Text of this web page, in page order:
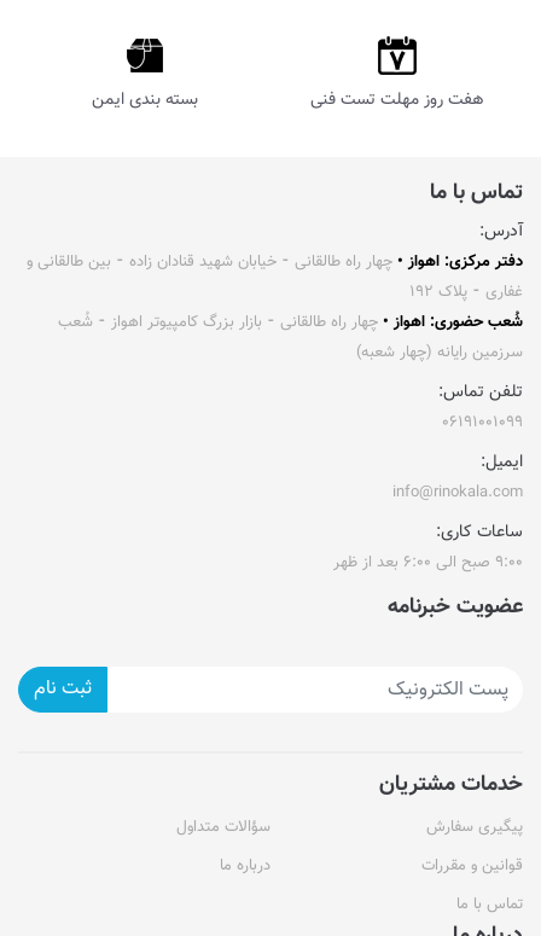
هفت روز مهلت تست فنی بسته بندی ایمن
تماس با ما
آدرس:
دفتر مرکزی: اهواز • چهار راه طالقانی ⁃ خیابان شهید قنادان زاده ⁃ بین طالقانی و
غفاری ⁃ پلاک ۱۹۲
شُعب حضوری: اهواز • چهار راه طالقانی ⁃ بازار بزرگ کامپیوتر اهواز ⁃ شُعب
سرزمین رایانه (چهار شعبه)
تلفن تماس:
۰۶۱۹۱۰۰۱۰۹۹
ایمیل:
info@rinokala.com
ساعات کاری:
۹:۰۰ صبح الی ۶:۰۰ بعد از ظهر
عضویت خبرنامه
ثبت نام
خدمات مشتریان
پیگیری سفارش
سؤالات متداول
قوانین و مقررات
درباره ما
تماس با ما